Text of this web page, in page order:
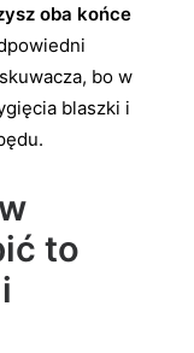
oba końce
bo w
blaszki i
to